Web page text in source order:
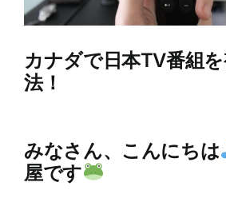
カナダで日本TV番組
法！
みなさん、こんにちは
屋です